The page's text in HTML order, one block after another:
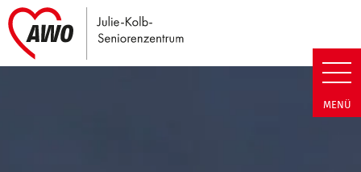
Julie-Kolb-Seniorenzentrum |
MENÜ